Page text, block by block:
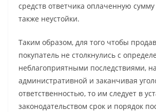
средств ответчика оплаченную сумму
также неустойки.
Таким образом, для того чтобы
покупатель не столкнулись с
неблагоприятными последствиями,
административной и заканчивая
ответственностью, то им следует в
законодательством срок и порядок